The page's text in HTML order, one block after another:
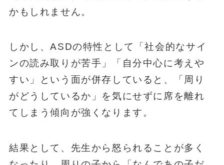
かもしれません。
しかし、ASDの特性として「社会的なサイ
ンの読み取りが苦手」「自分中心に考えや
すい」という面が併存していると、「周り
がどうしているか」を気にせずに席を離れ
てしまう傾向が強くなります。
結果として、先生から怒られることが多く